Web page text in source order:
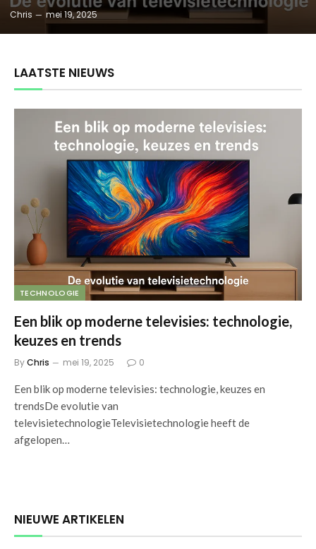
Chris mei 19, 2025
LAATSTE NIEUWS
TECHNOLOGIE
Een blik op moderne televisies: technologie,
keuzes en trends
ByChris mei 19, 2025 0
Een blik op moderne televisies: technologie, keuzes en
trendsDe evolutie van
televisietechnologieTelevisietechnologie heeft de
afgelopen…
NIEUWE ARTIKELEN